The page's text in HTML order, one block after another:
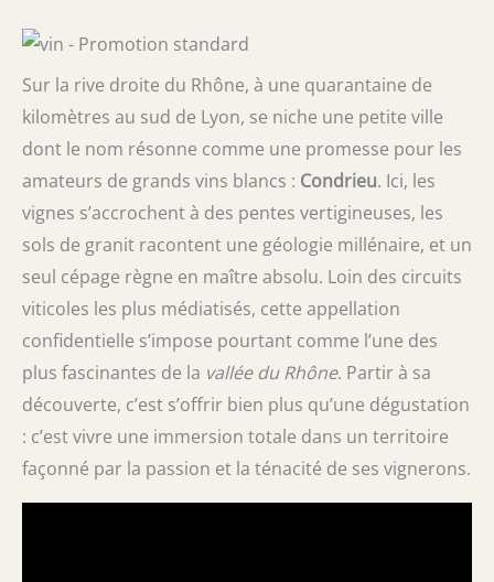
Sur la rive droite du Rhône, à une quarantaine de
kilomètres au sud de Lyon, se niche une petite ville
dont le nom résonne comme une promesse pour les
amateurs de grands vins blancs : Condrieu. Ici, les
vignes s’accrochent à des pentes vertigineuses, les
sols de granit racontent une géologie millénaire, et un
seul cépage règne en maître absolu. Loin des circuits
viticoles les plus médiatisés, cette appellation
confidentielle s’impose pourtant comme l’une des
plus fascinantes de la vallée du Rhône. Partir à sa
découverte, c’est s’offrir bien plus qu’une dégustation
: c’est vivre une immersion totale dans un territoire
façonné par la passion et la ténacité de ses vignerons.